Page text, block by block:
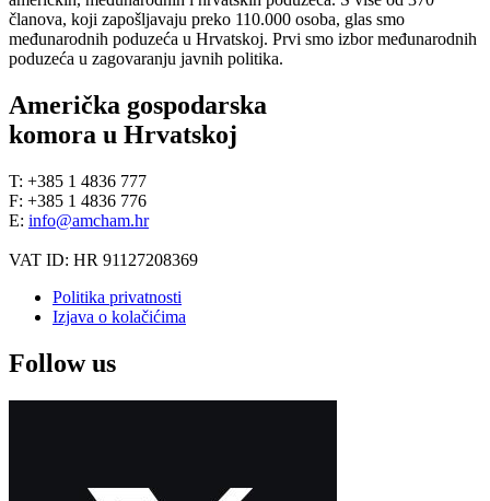
članova, koji zapošljavaju preko 110.000 osoba, glas smo
međunarodnih poduzeća u Hrvatskoj. Prvi smo izbor međunarodnih
poduzeća u zagovaranju javnih politika.
Američka gospodarska
komora u Hrvatskoj
T: +385 1 4836 777
F: +385 1 4836 776
E: info@amcham.hr
VAT ID: HR 91127208369
Politika privatnosti
Izjava o kolačićima
Follow us